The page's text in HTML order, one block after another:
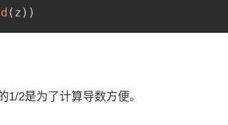
( z ) )
1/2是为了计算导数方便。